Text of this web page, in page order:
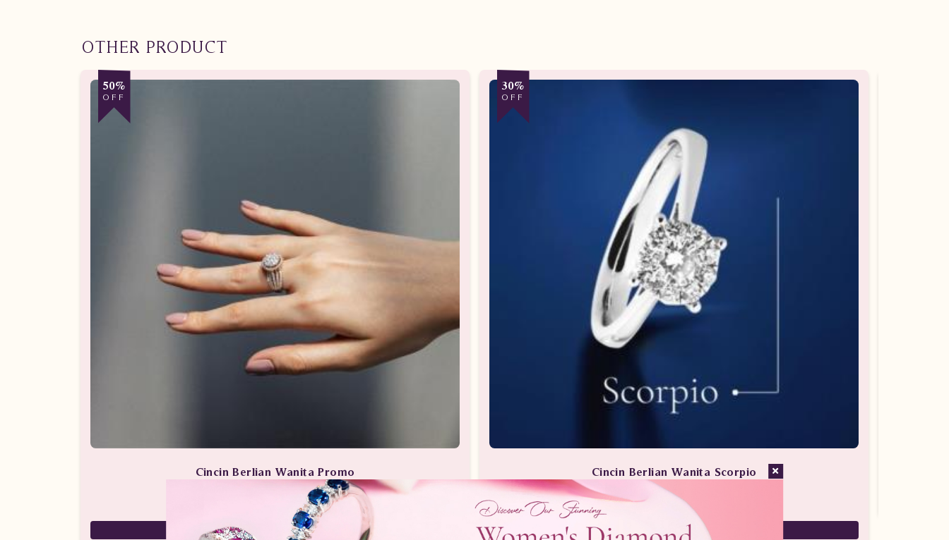
OTHER PRODUCT
50%
OFF
Cincin Berlian Wanita Promo
Perhiasan Berlian / Cincin Berlian
59,000,000
29,500,000
30%
OFF
Cincin Berlian Wanita Scorpio
Perhiasan Berlian / Cincin Berlian
7,880,000
5,516,000